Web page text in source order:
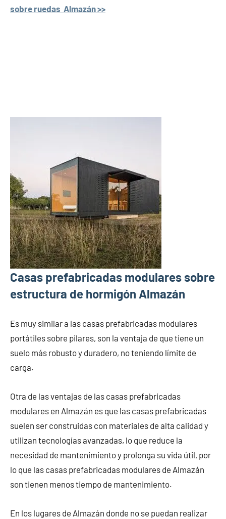
sobre ruedas Almazán >>
Casas prefabricadas modulares sobre
estructura de hormigón Almazán
Es muy similar a las casas prefabricadas modulares
portátiles sobre pilares, son la ventaja de que tiene un
suelo más robusto y duradero, no teniendo límite de
carga.
Otra de las ventajas de las casas prefabricadas
modulares en Almazán es que las casas prefabricadas
suelen ser construidas con materiales de alta calidad y
utilizan tecnologías avanzadas, lo que reduce la
necesidad de mantenimiento y prolonga su vida útil, por
lo que las casas prefabricadas modulares de Almazán
son tienen menos tiempo de mantenimiento.
En los lugares de Almazán donde no se puedan realizar